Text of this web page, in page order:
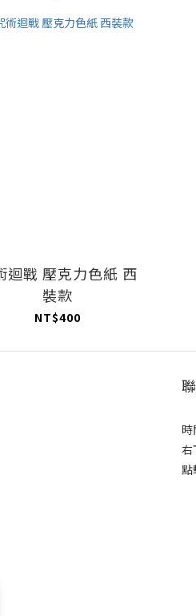
迴戰 壓克力色紙 西
裝款
NT$400
時
右
點